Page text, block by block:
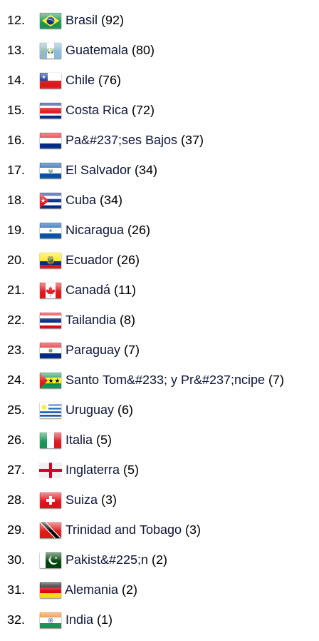
Brasil (92)
Guatemala (80)
Chile (76)
Costa Rica (72)
Pa&#237;ses Bajos (37)
El Salvador (34)
Cuba (34)
Nicaragua (26)
Ecuador (26)
Canadá (11)
Tailandia (8)
Paraguay (7)
Santo Tom&#233; y Pr&#237;ncipe (7)
Uruguay (6)
Italia (5)
Inglaterra (5)
Suiza (3)
Trinidad and Tobago (3)
Pakist&#225;n (2)
Alemania (2)
India (1)